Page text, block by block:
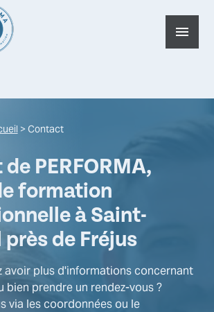
menu
> Contact
PERFORMA,
formation
à Saint-
de Fréjus
avoir plus d'informations concernant
bien prendre un rendez-vous ?
via les coordonnées ou le
cookies